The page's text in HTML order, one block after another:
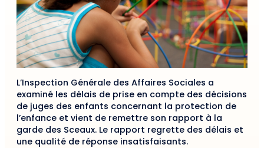
L’Inspection Générale des Affaires Sociales a
examiné les délais de prise en compte des décisions
de juges des enfants concernant la protection de
l’enfance et vient de remettre son rapport à la
garde des Sceaux. Le rapport regrette des délais et
une qualité de réponse insatisfaisants.